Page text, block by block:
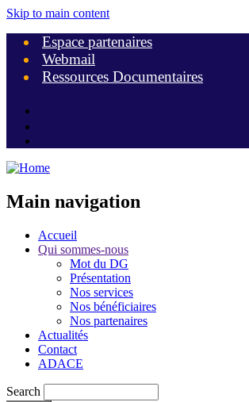
Skip to main content
Espace partenaires
Webmail
Ressources Documentaires
Main navigation
Accueil
Qui sommes-nous
Mot du DG
Présentation
Nos services
Nos bénéficiaires
Nos partenaires
Actualités
Contact
ADACE
Search